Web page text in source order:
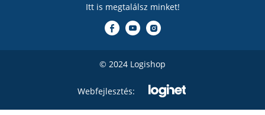
Itt is megtalálsz minket!
© 2024 Logishop
Webfejlesztés: